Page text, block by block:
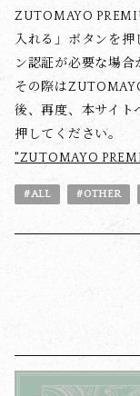
ZUTOMAYO
入れる」ボタンを押
ン認証が必要な場合
その際は
後、再度、本サイト
押してください。
"ZUTOMAYO
#ALL #OTHER